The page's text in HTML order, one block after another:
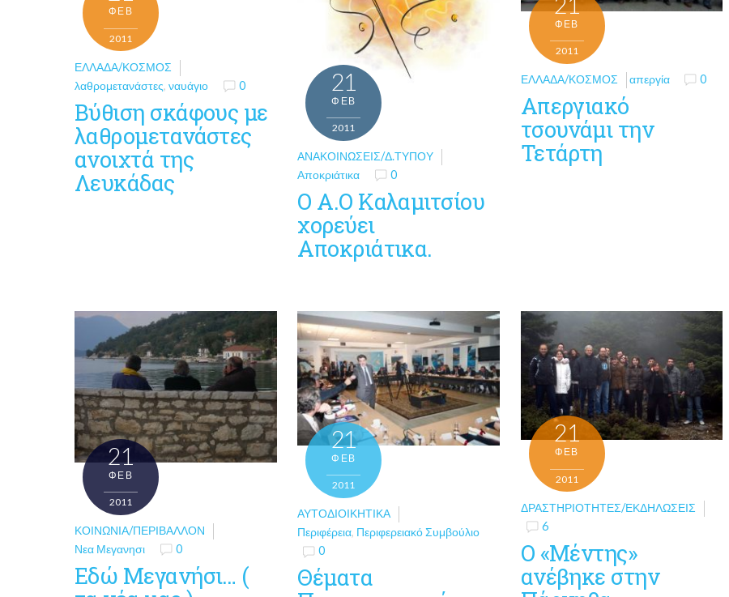
ΦΕΒ
2011
ΕΛΛΆΔΑ/ΚΌΣΜΟΣ
λαθρομετανάστες, ναυάγιο 0
Βύθιση σκάφους με
λαθρομετανάστες
ανοιχτά της
Λευκάδας
21
ΦΕΒ
2011
ΑΝΑΚΟΙΝΏΣΕΙΣ/Δ.ΤΎΠΟΥ
Αποκριάτικα
0
Ο Α.Ο Καλαμιτσίου
χορεύει
Αποκριάτικα.
ΦΕΒ
2011
ΕΛΛΆΔΑ/ΚΌΣΜΟΣ απεργία 0
Απεργιακό
τσουνάμι την
Τετάρτη
21
ΦΕΒ
2011
ΚΟΙΝΩΝΊΑ/ΠΕΡΙΒΆΛΛΟΝ
Νεα Μεγανησι
0
Εδώ Μεγανήσι… (
21
ΦΕΒ
2011
ΑΥΤΟΔΙΟΙΚΗΤΙΚΆ
Περιφέρεια, Περιφερειακό Συμβούλιο
0
Θέματα
21
ΦΕΒ
2011
ΔΡΑΣΤΗΡΙΌΤΗΤΕΣ/ΕΚΔΗΛΏΣΕΙΣ
6
Ο «Μέντης»
ανέβηκε στην